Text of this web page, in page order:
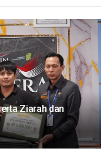
Ziarah dan